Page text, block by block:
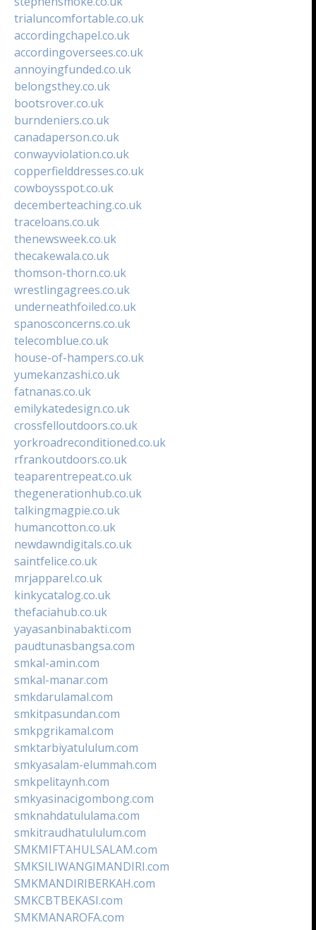
trialuncomfortable.co.uk
accordingchapel.co.uk
accordingoversees.co.uk
annoyingfunded.co.uk
belongsthey.co.uk
bootsrover.co.uk
burndeniers.co.uk
canadaperson.co.uk
conwayviolation.co.uk
copperfielddresses.co.uk
cowboysspot.co.uk
decemberteaching.co.uk
traceloans.co.uk
thenewsweek.co.uk
thecakewala.co.uk
thomson-thorn.co.uk
wrestlingagrees.co.uk
underneathfoiled.co.uk
spanosconcerns.co.uk
telecomblue.co.uk
house-of-hampers.co.uk
yumekanzashi.co.uk
fatnanas.co.uk
emilykatedesign.co.uk
crossfelloutdoors.co.uk
yorkroadreconditioned.co.uk
rfrankoutdoors.co.uk
teaparentrepeat.co.uk
thegenerationhub.co.uk
talkingmagpie.co.uk
humancotton.co.uk
newdawndigitals.co.uk
saintfelice.co.uk
mrjapparel.co.uk
kinkycatalog.co.uk
thefaciahub.co.uk
yayasanbinabakti.com
paudtunasbangsa.com
smkal-amin.com
smkal-manar.com
smkdarulamal.com
smkitpasundan.com
smkpgrikamal.com
smktarbiyatululum.com
smkyasalam-elummah.com
smkpelitaynh.com
smkyasinacigombong.com
smknahdatululama.com
smkitraudhatululum.com
SMKMIFTAHULSALAM.com
SMKSILIWANGIMANDIRI.com
SMKMANDIRIBERKAH.com
SMKCBTBEKASI.com
SMKMANAROFA.com